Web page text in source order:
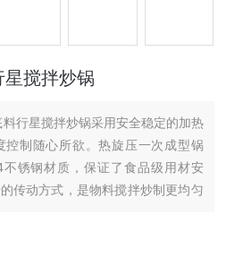
搅拌炒锅
行星搅拌炒锅采用安全稳定的加热
控制随心所欲。热旋压一次成型锅
锈钢材质，保证了食品级用材安
传动方式，是物料搅拌炒制更均匀
，使用寿命长。结构紧凑，维修方